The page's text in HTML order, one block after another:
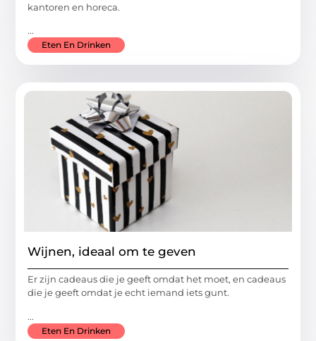
kantoren en horeca.
...
Eten En Drinken
Wijnen, ideaal om te geven
Er zijn cadeaus die je geeft omdat het moet, en cadeaus
die je geeft omdat je echt iemand iets gunt.
...
Eten En Drinken